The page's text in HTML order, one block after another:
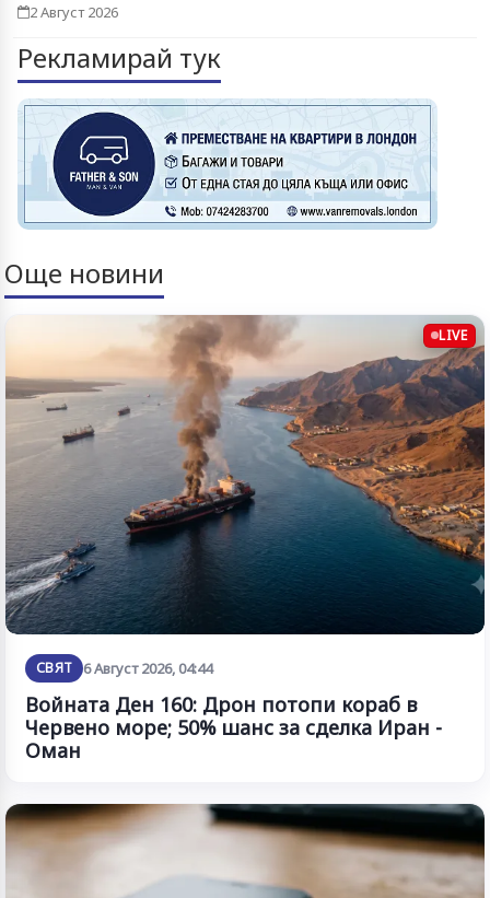
2 Август 2026
Рекламирай тук
Още новини
LIVE
СВЯТ 6 Август 2026, 04:44
Войната Ден 160: Дрон потопи кораб в
Червено море; 50% шанс за сделка Иран -
Оман